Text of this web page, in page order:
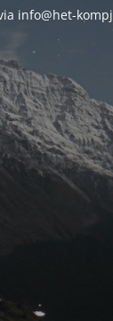
info@het-